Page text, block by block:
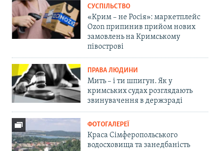
СУСПІЛЬСТВО
«Крим – не Росія»: маркетплейс
Ozon припинив прийом нових
замовлень на Кримському
півострові
ПРАВА ЛЮДИНИ
Мить – і ти шпигун. Як у
кримських судах розглядають
звинувачення в держзраді
ФОТОГАЛЕРЕЇ
Краса Сімферопольського
водосховища та занедбаність